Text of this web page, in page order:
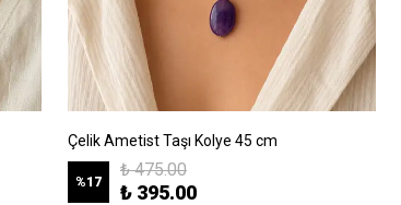
Çelik Ametist Taşı Kolye 45 cm
%17
₺ 475.00
₺ 395.00